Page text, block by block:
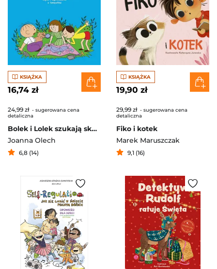
KSIĄŻKA
16,74 zł
24,99 zł - sugerowana cena
detaliczna
Bolek i Lolek szukają skarbu. Bajka o wychodzeniu z tarapatów
Joanna Olech
6,8 (14)
KSIĄŻKA
19,90 zł
29,99 zł - sugerowana cena
detaliczna
Fiko i kotek
Marek Maruszczak
9,1 (16)